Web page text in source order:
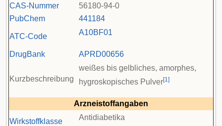
CAS-Nummer
56180-94-0
PubChem
441184
ATC-Code A10BF01
DrugBank APRD00656
Kurzbeschreibung
weißes bis gelbliches, amorphes,
hygroskopisches Pulver[1]
Arzneistoffangaben
Wirkstoffklasse Antidiabetika